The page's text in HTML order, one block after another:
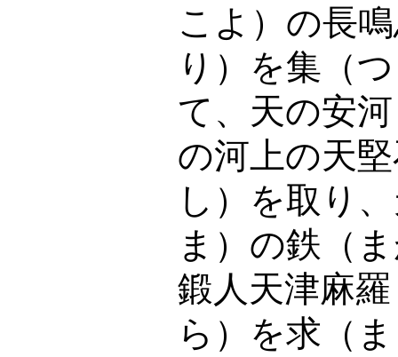
こよ）の長
り）を集（
て、天の安
の河上の天
し）を取り
ま）の鉄（
鍛人天津麻
ら）を求（